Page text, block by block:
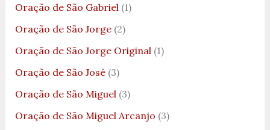
Oração de São Gabriel (1)
Oração de São Jorge(2)
Oração de São Jorge Original (1)
Oração de São José(3)
Oração de São Miguel (3)
Oração de São Miguel Arcanjo (3)